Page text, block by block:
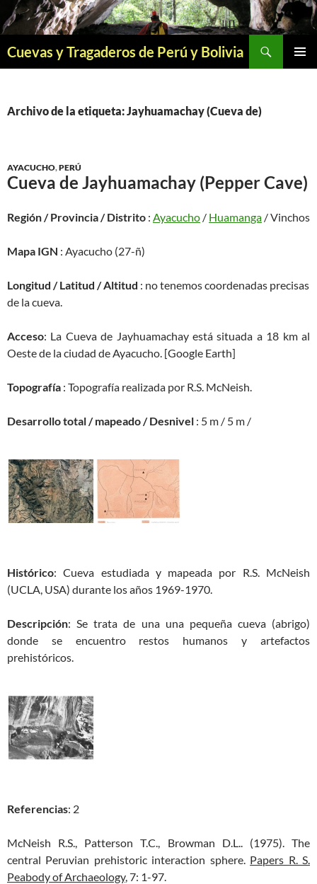
Saltar
al
Cuevas y Tragaderos de Perú y Bolivia
Archivo de la etiqueta: Jayhuamachay (Cueva de)
AYACUCHO,PERÚ
Cueva de Jayhuamachay (Pepper Cave)
Región / Provincia / Distrito : Ayacucho / Huamanga / Vinchos
Mapa IGN : Ayacucho (27-ñ)
Longitud / Latitud / Altitud : no tenemos coordenadas precisas
de la cueva.
Acceso: La Cueva de Jayhuamachay está situada a 18 km al
Oeste de la ciudad de Ayacucho. [Google Earth]
Topografía : Topografía realizada por R.S. McNeish.
Desarrollo total / mapeado / Desnivel : 5 m / 5 m /
Histórico: Cueva estudiada y mapeada por R.S. McNeish
(UCLA, USA) durante los años 1969-1970.
Descripción: Se trata de una una pequeña cueva (abrigo)
donde se encuentro restos humanos y artefactos
prehistóricos.
Referencias: 2
McNeish R.S., Patterson T.C., Browman D.L.. (1975). The
central Peruvian prehistoric interaction sphere. Papers R. S.
Peabody of Archaeology, 7: 1-97.